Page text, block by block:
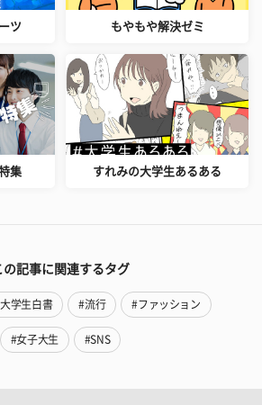
ツ もやもや解決ゼミ
集 すれみの大学生あるある
の記事に関連するタグ
学生白書 #流行 #ファッション
#女子大生 #SNS